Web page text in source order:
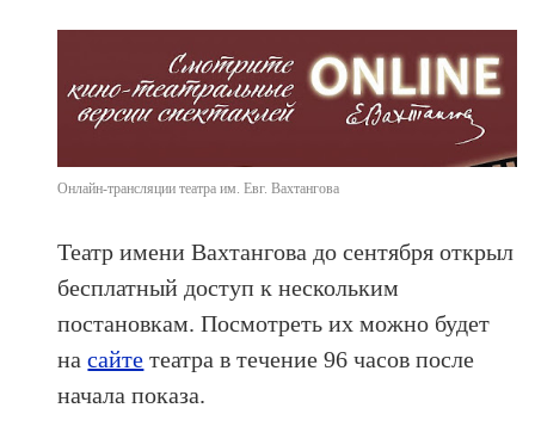
Онлайн-трансляции театра им. Евг. Вахтангова
Театр имени Вахтангова до сентября открыл
бесплатный доступ к нескольким
постановкам. Посмотреть их можно будет
насайте театра в течение 96 часов после
начала показа.